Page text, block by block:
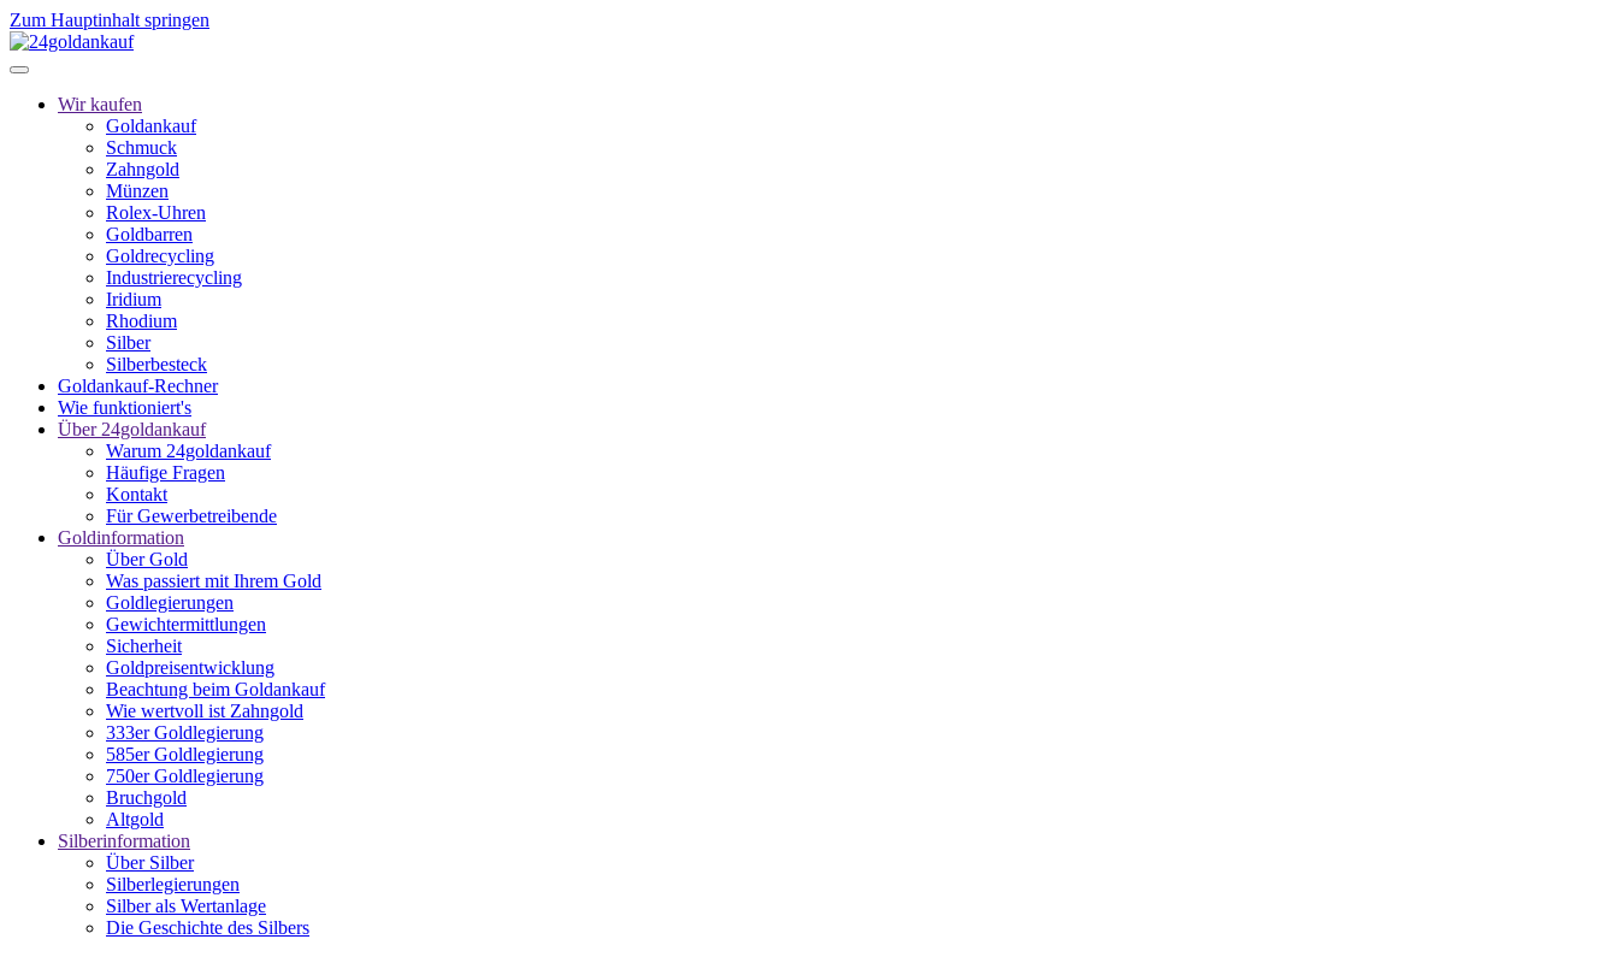
Zum Hauptinhalt springen
Wir kaufen
Goldankauf
Schmuck
Zahngold
Münzen
Rolex-Uhren
Goldbarren
Goldrecycling
Industrierecycling
Iridium
Rhodium
Silber
Silberbesteck
Goldankauf-Rechner
Wie funktioniert's
Über 24goldankauf
Warum 24goldankauf
Häufige Fragen
Kontakt
Für Gewerbetreibende
Goldinformation
Über Gold
Was passiert mit Ihrem Gold
Goldlegierungen
Gewichtermittlungen
Sicherheit
Goldpreisentwicklung
Beachtung beim Goldankauf
Wie wertvoll ist Zahngold
333er Goldlegierung
585er Goldlegierung
750er Goldlegierung
Bruchgold
Altgold
Silberinformation
Über Silber
Silberlegierungen
Silber als Wertanlage
Die Geschichte des Silbers